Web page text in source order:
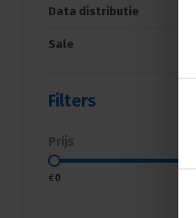
Data distributie
Sale
Filters
Prijs
€0